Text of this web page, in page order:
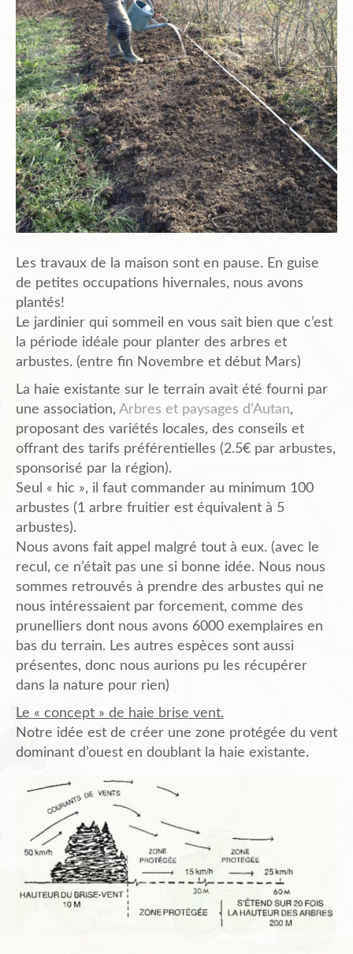
Budget
Plans et Doc.
PIèces du Permis
Plans de l’Abri
Liens Amis
Biblio.
Contact
Les travaux de la maison sont en pause. En guise
de petites occupations hivernales, nous avons
plantés!
Le jardinier qui sommeil en vous sait bien que c’est
la période idéale pour planter des arbres et
arbustes. (entre fin Novembre et début Mars)
La haie existante sur le terrain avait été fourni par
une association, Arbres et paysages d’Autan,
proposant des variétés locales, des conseils et
offrant des tarifs préférentielles (2.5€ par arbustes,
sponsorisé par la région).
Seul « hic », il faut commander au minimum 100
arbustes (1 arbre fruitier est équivalent à 5
arbustes).
Nous avons fait appel malgré tout à eux. (avec le
recul, ce n’était pas une si bonne idée. Nous nous
sommes retrouvés à prendre des arbustes qui ne
nous intéressaient par forcement, comme des
prunelliers dont nous avons 6000 exemplaires en
bas du terrain. Les autres espèces sont aussi
présentes, donc nous aurions pu les récupérer
dans la nature pour rien)
Le « concept » de haie brise vent.
Notre idée est de créer une zone protégée du vent
dominant d’ouest en doublant la haie existante.